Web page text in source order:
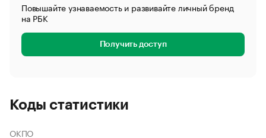
Повышайте узнаваемость и развивайте личный бренд
на РБК
Получить доступ
Коды статистики
ОКПО